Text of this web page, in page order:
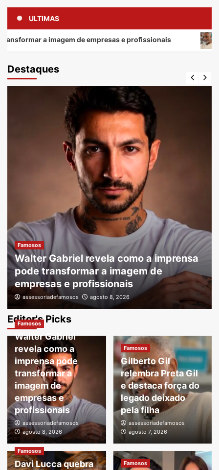
ULTIMAS
a imagem de empresas e profissionais Gilberto
Destaques
Famosos
Walter Gabriel revela como a imprensa
pode transformar a imagem de
empresas e profissionais
assessoriadefamosos agosto 8, 2026
Editor's Picks
Famosos
Walter Gabriel
revela como a
imprensa pode
transformar a
imagem de
empresas e
profissionais
assessoriadefamosos
agosto 8, 2026
Famosos
Gilberto Gil
relembra Preta Gil
e destaca força do
legado deixado
pela filha
assessoriadefamosos
agosto 7, 2026
Famosos
Davi Lucca quebra
Famosos